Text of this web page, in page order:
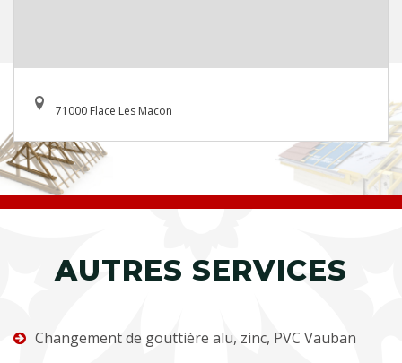
71000 Flace Les Macon
AUTRES SERVICES
Changement de gouttière alu, zinc, PVC Vauban